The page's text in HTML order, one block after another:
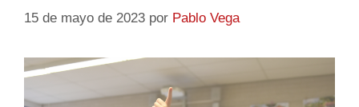
15 de mayo de 2023 por Pablo Vega